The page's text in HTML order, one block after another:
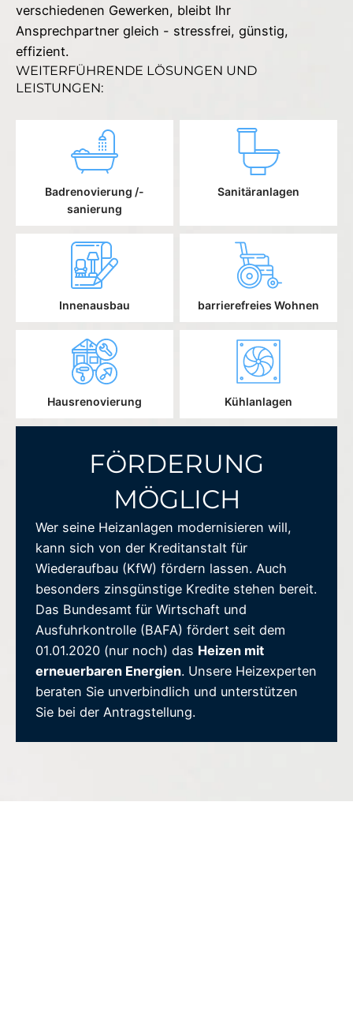
verschiedenen Gewerken, bleibt Ihr
Ansprechpartner gleich - stressfrei, günstig,
effizient.
WEITERFÜHRENDE LÖSUNGEN UND
LEISTUNGEN:
Badrenovierung /-
sanierung
Sanitäranlagen
Innenausbau barrierefreies Wohnen
Hausrenovierung Kühlanlagen
FÖRDERUNG
MÖGLICH
Wer seine Heizanlagen modernisieren will,
kann sich von der Kreditanstalt für
Wiederaufbau (KfW) fördern lassen. Auch
besonders zinsgünstige Kredite stehen bereit.
Das Bundesamt für Wirtschaft und
Ausfuhrkontrolle (BAFA) fördert seit dem
01.01.2020 (nur noch) das Heizen mit
erneuerbaren Energien. Unsere Heizexperten
beraten Sie unverbindlich und unterstützen
Sie bei der Antragstellung.